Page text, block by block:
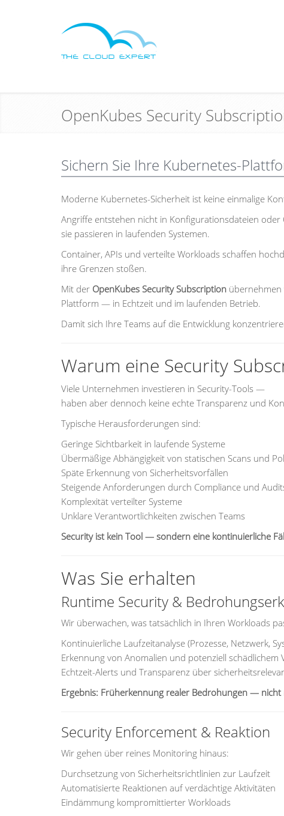
OpenKubes Security
Sichern Sie Ihre Kubernetes-
Moderne Kubernetes-Sicherheit ist keine einmalige
Angriffe entstehen nicht in Konfigurationsdateien oder
sie passieren in laufenden Systemen.
Container, APIs und verteilte Workloads schaffen
ihre Grenzen stoßen.
Mit der OpenKubes Security Subscription
Plattform — in Echtzeit und im laufenden Betrieb.
Damit sich Ihre Teams auf die Entwicklung
Warum eine Security
Viele Unternehmen investieren in Security-Tools —
haben aber dennoch keine echte Transparenz und
Typische Herausforderungen sind:
Geringe Sichtbarkeit in laufende Systeme
Übermäßige Abhängigkeit von statischen Scans und
Späte Erkennung von Sicherheitsvorfällen
Steigende Anforderungen durch Compliance und
Komplexität verteilter Systeme
Unklare Verantwortlichkeiten zwischen Teams
Security ist kein Tool — sondern eine kontinuierliche
Was Sie erhalten
Runtime Security &
Wir überwachen, was tatsächlich in Ihren Workloads
Kontinuierliche Laufzeitanalyse (Prozesse, Netzwerk,
Erkennung von Anomalien und potenziell schädlichem
Echtzeit-Alerts und Transparenz über
Ergebnis: Früherkennung realer Bedrohungen — nicht
Security Enforcement & Reaktion
Wir gehen über reines Monitoring hinaus:
Durchsetzung von Sicherheitsrichtlinien zur Laufzeit
Automatisierte Reaktionen auf verdächtige Aktivitäten
Eindämmung kompromittierter Workloads